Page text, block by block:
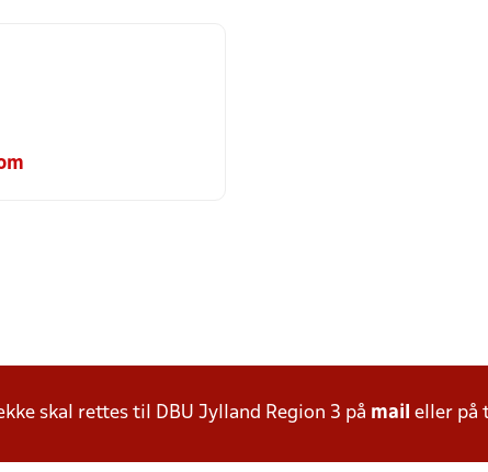
skal rettes til DBU Jylland Region 3 på mail eller